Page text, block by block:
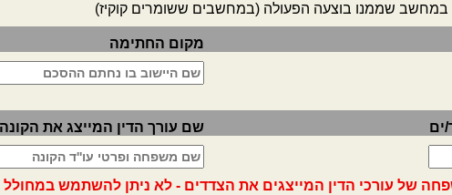
במחשב שממנו בוצעה הפעולה (במחשבים ששומרים קוקיז)
מקום החתימה
ים שם עורך הדין המייצג את
של עורכי הדין המייצגים את הצדדים - לא ניתן להשתמש במחולל